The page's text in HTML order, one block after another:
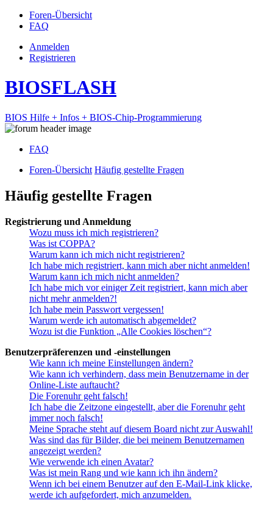
Foren-Übersicht
FAQ
Anmelden
Registrieren
BIOSFLASH
BIOS Hilfe + Infos + BIOS-Chip-Programmierung
FAQ
Foren-Übersicht Häufig gestellte Fragen
Häufig gestellte Fragen
Registrierung und Anmeldung
Wozu muss ich mich registrieren?
Was ist COPPA?
Warum kann ich mich nicht registrieren?
Ich habe mich registriert, kann mich aber nicht anmelden!
Warum kann ich mich nicht anmelden?
Ich habe mich vor einiger Zeit registriert, kann mich aber
nicht mehr anmelden?!
Ich habe mein Passwort vergessen!
Warum werde ich automatisch abgemeldet?
Wozu ist die Funktion „Alle Cookies löschen“?
Benutzerpräferenzen und -einstellungen
Wie kann ich meine Einstellungen ändern?
Wie kann ich verhindern, dass mein Benutzername in der
Online-Liste auftaucht?
Die Forenuhr geht falsch!
Ich habe die Zeitzone eingestellt, aber die Forenuhr geht
immer noch falsch!
Meine Sprache steht auf diesem Board nicht zur Auswahl!
Was sind das für Bilder, die bei meinem Benutzernamen
angezeigt werden?
Wie verwende ich einen Avatar?
Was ist mein Rang und wie kann ich ihn ändern?
Wenn ich bei einem Benutzer auf den E-Mail-Link klicke,
werde ich aufgefordert, mich anzumelden.